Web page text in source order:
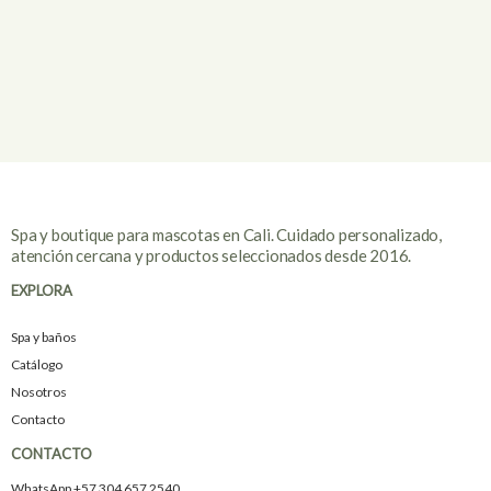
Spa y boutique para mascotas en Cali. Cuidado personalizado,
atención cercana y productos seleccionados desde 2016.
EXPLORA
Spa y baños
Catálogo
Nosotros
Contacto
CONTACTO